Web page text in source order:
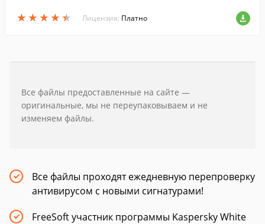
★ ★ ★ ★ ★
★ ★ ★ ★ ★ Лицензия: Платно
Все файлы предоставленные на сайте —
оригинальные, мы не переупаковываем и не
изменяем файлы.
Все файлы проходят ежедневную перепроверку
антивирусом с новыми сигнатурами!
FreeSoft участник программы Kaspersky White